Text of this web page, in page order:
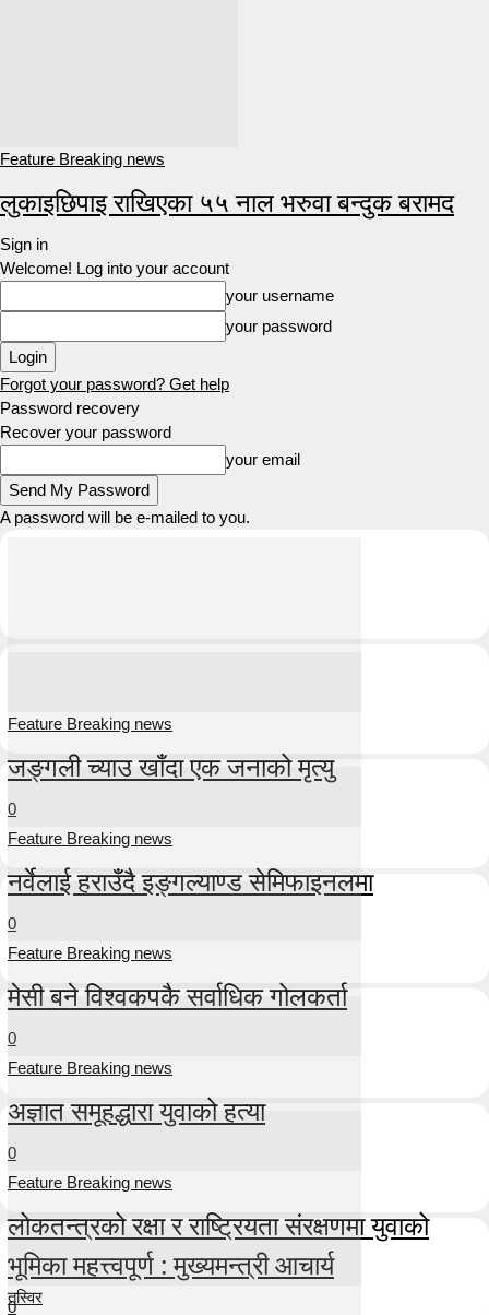
Feature Breaking news
लुकाइछिपाइ राखिएका ५५ नाल भरुवा बन्दुक बरामद
Sign in
Welcome! Log into your account
your username
your password
Forgot your password? Get help
Password recovery
Recover your password
your email
A password will be e-mailed to you.
Feature Breaking news
जङ्गली च्याउ खाँदा एक जनाको मृत्यु
0
Feature Breaking news
नर्वेलाई हराउँदै इङ्गल्याण्ड सेमिफाइनलमा
0
Feature Breaking news
मेसी बने विश्वकपकै सर्वाधिक गोलकर्ता
0
Feature Breaking news
अज्ञात समूहद्धारा युवाको हत्या
0
Feature Breaking news
लोकतन्त्रको रक्षा र राष्ट्रियता संरक्षणमा युवाको
भूमिका महत्त्वपूर्ण : मुख्यमन्त्री आचार्य
0
तस्विर